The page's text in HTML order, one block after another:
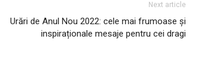
Next article
Urări de Anul Nou 2022: cele mai frumoase și
inspiraționale mesaje pentru cei dragi